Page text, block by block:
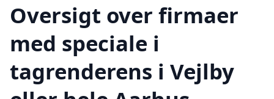
Oversigt over firmaer
med speciale i
tagrenderens i Vejlby